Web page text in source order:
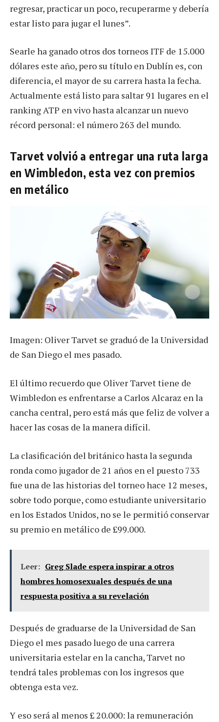
regresar, practicar un poco, recuperarme y debería
estar listo para jugar el lunes”.
Searle ha ganado otros dos torneos ITF de 15.000
dólares este año, pero su título en Dublín es, con
diferencia, el mayor de su carrera hasta la fecha.
Actualmente está listo para saltar 91 lugares en el
ranking ATP en vivo hasta alcanzar un nuevo
récord personal: el número 263 del mundo.
Tarvet volvió a entregar una ruta larga
en Wimbledon, esta vez con premios
en metálico
Imagen: Oliver Tarvet se graduó de la Universidad
de San Diego el mes pasado.
El último recuerdo que Oliver Tarvet tiene de
Wimbledon es enfrentarse a Carlos Alcaraz en la
cancha central, pero está más que feliz de volver a
hacer las cosas de la manera difícil.
La clasificación del británico hasta la segunda
ronda como jugador de 21 años en el puesto 733
fue una de las historias del torneo hace 12 meses,
sobre todo porque, como estudiante universitario
en los Estados Unidos, no se le permitió conservar
su premio en metálico de £99.000.
Leer: Greg Slade espera inspirar a otros
hombres homosexuales después de una
respuesta positiva a su revelación
Después de graduarse de la Universidad de San
Diego el mes pasado luego de una carrera
universitaria estelar en la cancha, Tarvet no
tendrá tales problemas con los ingresos que
obtenga esta vez.
Y eso será al menos £ 20.000: la remuneración